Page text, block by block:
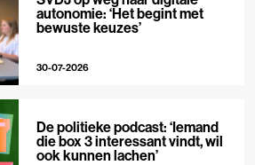
autonomie: ‘Het begint met
bewuste keuzes’
30-07-2026
De politieke podcast: ‘Iemand
die box 3 interessant vindt, wil
ook kunnen lachen’